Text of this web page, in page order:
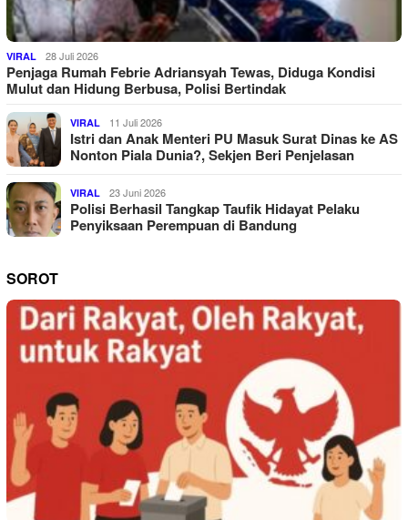
VIRAL 28 Juli 2026
Penjaga Rumah Febrie Adriansyah Tewas, Diduga Kondisi
Mulut dan Hidung Berbusa, Polisi Bertindak
VIRAL 11 Juli 2026
Istri dan Anak Menteri PU Masuk Surat Dinas ke AS
Nonton Piala Dunia?, Sekjen Beri Penjelasan
VIRAL 23 Juni 2026
Polisi Berhasil Tangkap Taufik Hidayat Pelaku
Penyiksaan Perempuan di Bandung
SOROT